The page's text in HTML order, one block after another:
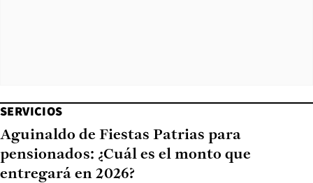
SERVICIOS
Aguinaldo de Fiestas Patrias para
pensionados: ¿Cuál es el monto que
entregará en 2026?